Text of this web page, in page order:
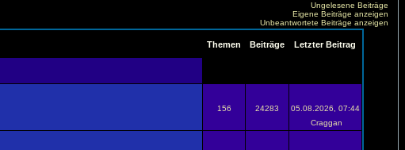
Ungelesene Beiträge
Eigene Beiträge anzeigen
Unbeantwortete Beiträge anzeigen
Themen Beiträge Letzter Beitrag
156 24283
05.08.2026, 07:44
Craggan